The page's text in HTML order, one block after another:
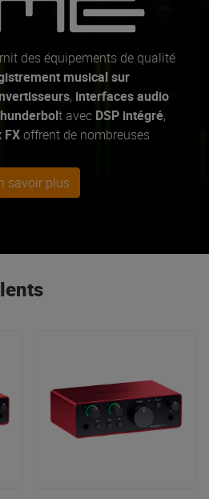
des équipements de qualité
musical sur
, interfaces audio
t avec DSP intégré,
FXoffrent de nombreuses
majorité des produits RME sont
iOS, vous donnant la liberté
équipement audio RME pour
savoir plus